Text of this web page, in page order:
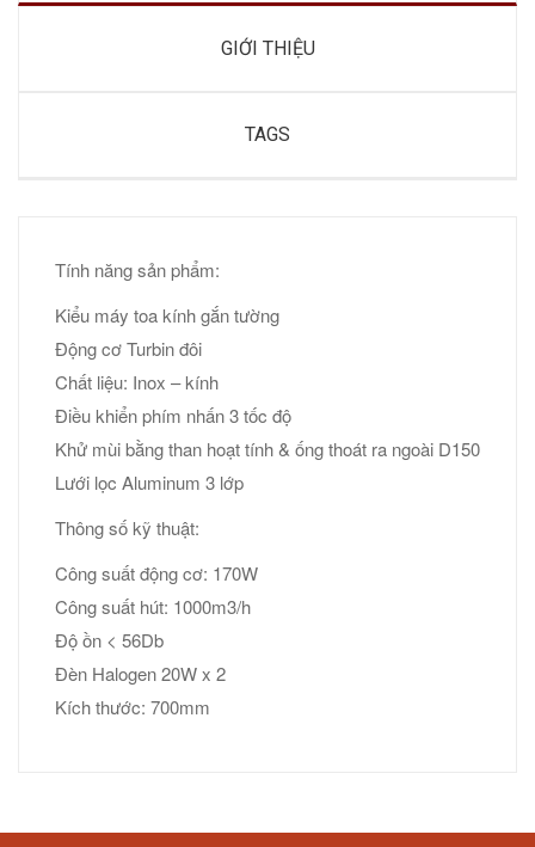
GIỚI THIỆU
TAGS
Tính năng sản phẩm:
Kiểu máy toa kính gắn tường
Động cơ Turbin đôi
Chất liệu: Inox – kính
Điều khiển phím nhấn 3 tốc độ
Khử mùi bằng than hoạt tính & ống thoát ra ngoài D150
Lưới lọc Aluminum 3 lớp
Thông số kỹ thuật:
Công suất động cơ: 170W
Công suất hút: 1000m3/h
Độ ồn < 56Db
Đèn Halogen 20W x 2
Kích thước: 700mm